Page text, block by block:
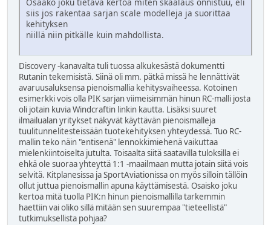
Osaako joku tietävä kertoa miten skaalaus onnistuu, eli
siis jos rakentaa sarjan scale modelleja ja suorittaa
kehityksen
niillä niin pitkälle kuin mahdollista.
Discovery -kanavalta tuli tuossa alkukesästä dokumentti
Rutanin tekemisistä. Siinä oli mm. pätkä missä he lennättivät
avaruusaluksensa pienoismallia kehitysvaiheessa. Kotoinen
esimerkki vois olla PIK sarjan viimeisimmän hinun RC-malli josta
oli jotain kuvia Windcraftin linkin kautta. Lisäksi suuret
ilmailualan yritykset näkyvät käyttävän pienoismalleja
tuulitunnelitesteissään tuotekehityksen yhteydessä. Tuo RC-
mallin teko näin "entisenä" lennokkimiehenä vaikuttaa
mielenkiintoiselta jutulta. Toisaalta siitä saatavilla tuloksilla ei
ehkä ole suoraa yhteyttä 1:1 -maailmaan mutta jotain siitä vois
selvitä. Kitplanesissa ja SportAviationissa on myös silloin tällöin
ollut juttua pienoismallin apuna käyttämisestä. Osaisko joku
kertoa mitä tuolla PIK:n hinun pienoismallilla tarkemmin
haettiin vai oliko sillä mitään sen suurempaa "tieteellistä"
tutkimuksellista pohjaa?